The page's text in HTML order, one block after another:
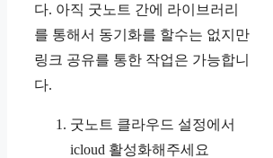
다. 아직 굿노트 간에 라이브러리
를 통해서 동기화를 할수는 없지만
링크 공유를 통한 작업은 가능합니
다.
굿노트 클라우드 설정에서
icloud 활성화해주세요